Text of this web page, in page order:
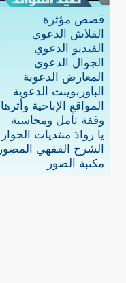
قصص مؤثرة
الفلاش الدعوي
الفيديو الدعوي
الجوال الدعوي
المعارض الدعوية
الباوربوينت الدعوية
المواقع الإباحية وأثرها
وقفة تأمل ومحاسبة
يا روادَ منتديات الحوار
الشرح الفقهي المصور
مكتبة الصور